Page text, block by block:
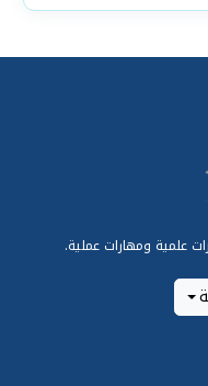
علمية ومهارات عملية.